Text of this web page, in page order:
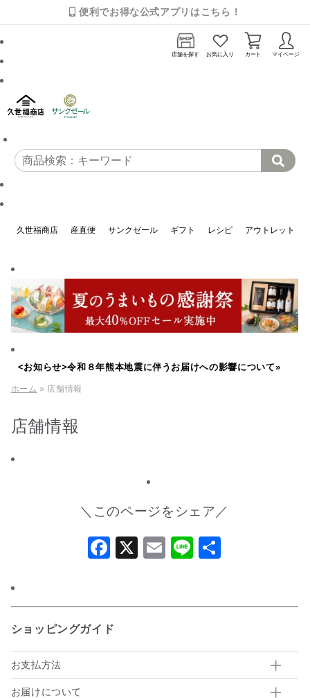
便利でお得な公式アプリはこちら！
店舗を探す お気に入り カート マイページ
久世福商店 産直便 サンクゼール ギフト レシピ アウトレット
<お知らせ>令和８年熊本地震に伴うお届けへの影響について»
ホーム » 店舗情報
店舗情報
＼このページをシェア／
Facebook
X Email
Line
ショッピングガイド
お支払方法
お届けについて